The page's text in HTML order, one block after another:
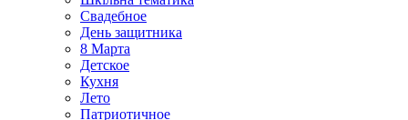
Свадебное
День защитника
8 Марта
Детское
Кухня
Лето
Патриотичное